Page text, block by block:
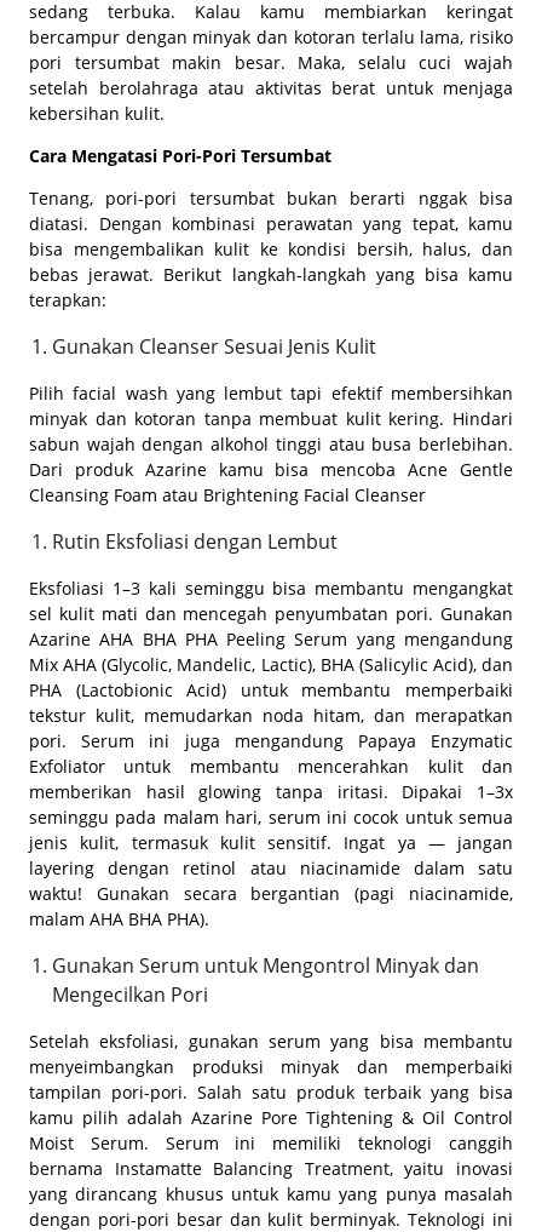
sedang terbuka. Kalau kamu membiarkan keringat
bercampur dengan minyak dan kotoran terlalu lama, risiko
pori tersumbat makin besar. Maka, selalu cuci wajah
setelah berolahraga atau aktivitas berat untuk menjaga
kebersihan kulit.
Cara Mengatasi Pori-Pori Tersumbat
Tenang, pori-pori tersumbat bukan berarti nggak bisa
diatasi. Dengan kombinasi perawatan yang tepat, kamu
bisa mengembalikan kulit ke kondisi bersih, halus, dan
bebas jerawat. Berikut langkah-langkah yang bisa kamu
terapkan:
Gunakan Cleanser Sesuai Jenis Kulit
Pilihfacial wash yang lembut tapi efektif membersihkan
minyak dan kotoran tanpa membuat kulit kering. Hindari
sabun wajah dengan alkohol tinggi atau busa berlebihan.
Dari produk Azarine kamu bisa mencoba Acne Gentle
Cleansing Foam atau Brightening Facial Cleanser
Rutin Eksfoliasi dengan Lembut
Eksfoliasi 1–3 kali seminggu bisa membantu mengangkat
sel kulit mati dan mencegah penyumbatan pori. Gunakan
Azarine AHA BHA PHA Peeling Serum yang mengandung
Mix AHA (Glycolic, Mandelic, Lactic), BHA (Salicylic Acid), dan
PHA (Lactobionic Acid) untuk membantu memperbaiki
tekstur kulit, memudarkan noda hitam, dan merapatkan
pori. Serum ini juga mengandung Papaya Enzymatic
Exfoliator untuk membantu mencerahkan kulit dan
memberikan hasil glowing tanpa iritasi. Dipakai 1–3x
seminggu pada malam hari, serum ini cocok untuk semua
jenis kulit, termasuk kulit sensitif. Ingat ya — jangan
layering dengan retinol atau niacinamide dalam satu
waktu! Gunakan secara bergantian (pagi niacinamide,
malam AHA BHA PHA).
Gunakan Serum untuk Mengontrol Minyak dan
Mengecilkan Pori
Setelah eksfoliasi, gunakan serum yang bisa membantu
menyeimbangkan produksi minyak dan memperbaiki
tampilan pori-pori. Salah satu produk terbaik yang bisa
kamu pilih adalah Azarine Pore Tightening & Oil Control
Moist Serum. Serum ini memiliki teknologi canggih
bernama Instamatte Balancing Treatment, yaitu inovasi
yang dirancang khusus untuk kamu yang punya masalah
dengan pori-pori besar dan kulit berminyak. Teknologi ini